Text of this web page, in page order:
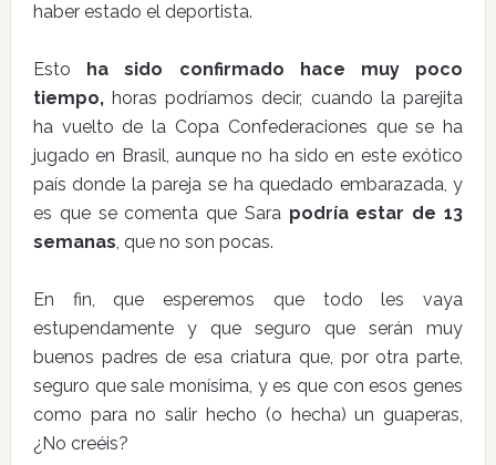
haber estado el deportista.
Esto ha sido confirmado hace muy poco
tiempo,horas podríamos decir, cuando la parejita
ha vuelto de la Copa Confederaciones que se ha
jugado en Brasil, aunque no ha sido en este exótico
país donde la pareja se ha quedado embarazada, y
es que se comenta que Sara podría estar de 13
semanas, que no son pocas.
En fin, que esperemos que todo les vaya
estupendamente y que seguro que serán muy
buenos padres de esa criatura que, por otra parte,
seguro que sale monísima, y es que con esos genes
como para no salir hecho (o hecha) un guaperas,
¿No creéis?